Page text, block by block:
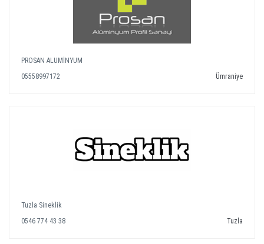
PROSAN ALUMİNYUM
05558997172
Ümraniye
Tuzla Sineklik
0546 774 43 38
Tuzla